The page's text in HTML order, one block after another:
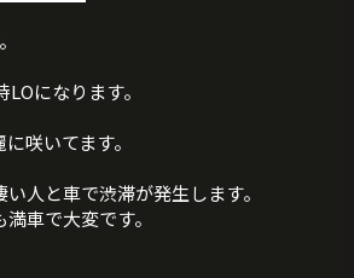
になります。
咲いてます。
人と車で渋滞が発生します。
車で大変です。